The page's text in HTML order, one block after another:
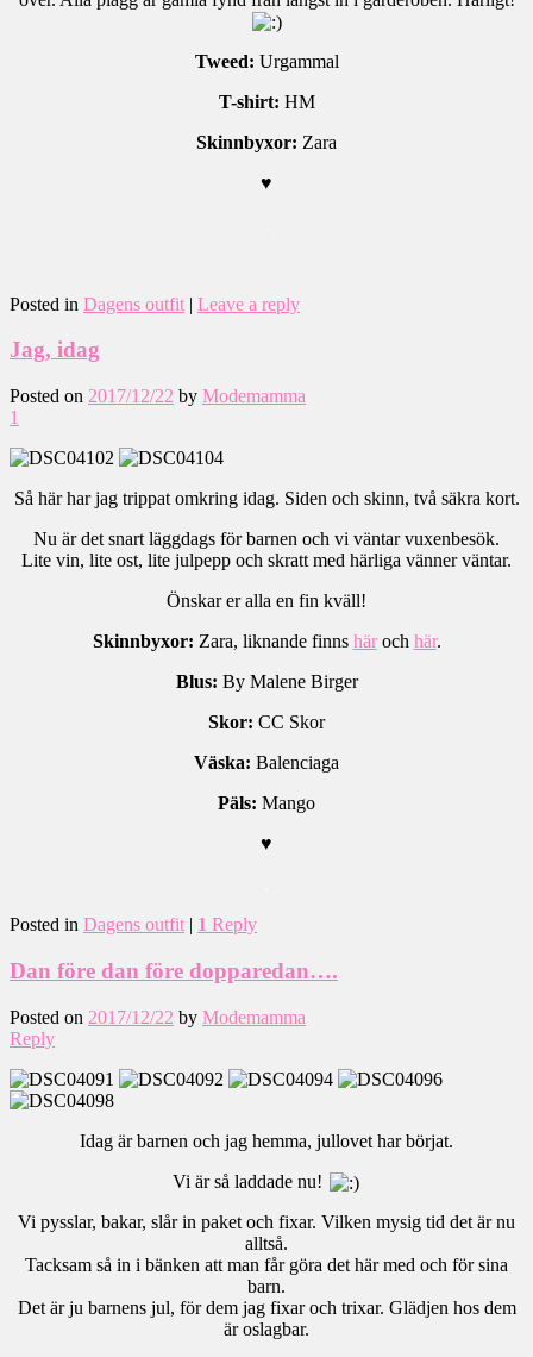
Tweed: Urgammal
T-shirt: HM
Skinnbyxor: Zara
♥
Posted in Dagens outfit | Leave a reply
Jag, idag
Posted on 2017/12/22 by Modemamma
1
Så här har jag trippat omkring idag. Siden och skinn, två säkra kort.
Nu är det snart läggdags för barnen och vi väntar vuxenbesök.
Lite vin, lite ost, lite julpepp och skratt med härliga vänner väntar.
Önskar er alla en fin kväll!
Skinnbyxor: Zara, liknande finns häroch här.
Blus: By Malene Birger
Skor: CC Skor
Väska: Balenciaga
Päls: Mango
♥
Posted in Dagens outfit | 1 Reply
Dan före dan före dopparedan….
Posted on 2017/12/22 by Modemamma
Reply
Idag är barnen och jag hemma, jullovet har börjat.
Vi är så laddade nu!
Vi pysslar, bakar, slår in paket och fixar. Vilken mysig tid det är nu
alltså.
Tacksam så in i bänken att man får göra det här med och för sina
barn.
Det är ju barnens jul, för dem jag fixar och trixar. Glädjen hos dem
är oslagbar.